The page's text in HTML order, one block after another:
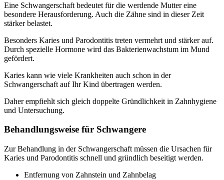
Eine Schwangerschaft bedeutet für die werdende Mutter eine
besondere Herausforderung. Auch die Zähne sind in dieser Zeit
stärker belastet.
Besonders Karies und Parodontitis treten vermehrt und stärker auf.
Durch spezielle Hormone wird das Bakterienwachstum im Mund
gefördert.
Karies kann wie viele Krankheiten auch schon in der
Schwangerschaft auf Ihr Kind übertragen werden.
Daher empfiehlt sich gleich doppelte Gründlichkeit in Zahnhygiene
und Untersuchung.
Behandlungsweise für Schwangere
Zur Behandlung in der Schwangerschaft müssen die Ursachen für
Karies und Parodontitis schnell und gründlich beseitigt werden.
Entfernung von Zahnstein und Zahnbelag